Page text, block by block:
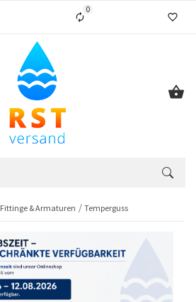
0Liste ist leer
Fittinge & Armaturen Temperguss